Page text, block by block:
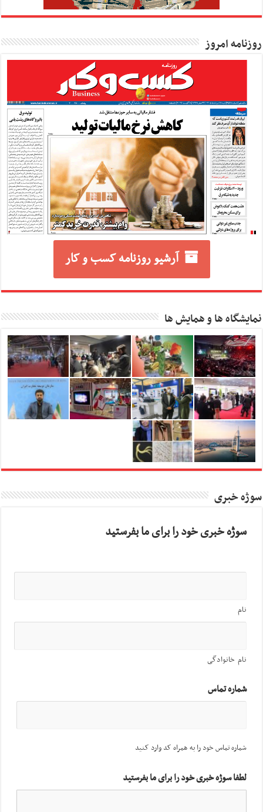
روزنامه امروز
آرشیو روزنامه کسب و کار
نمایشگاه ها و همایش ها
سوژه خبری
سوژه خبری خود را برای ما بفرستید
نام
نام خانوادگی
شماره تماس
شماره تماس خود را به همراه کد وارد کنید
لطفا سوژه خبری خود را برای ما بفرستید